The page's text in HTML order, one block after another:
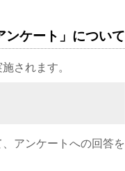
ンケート」について
されます。
アンケートへの回答を